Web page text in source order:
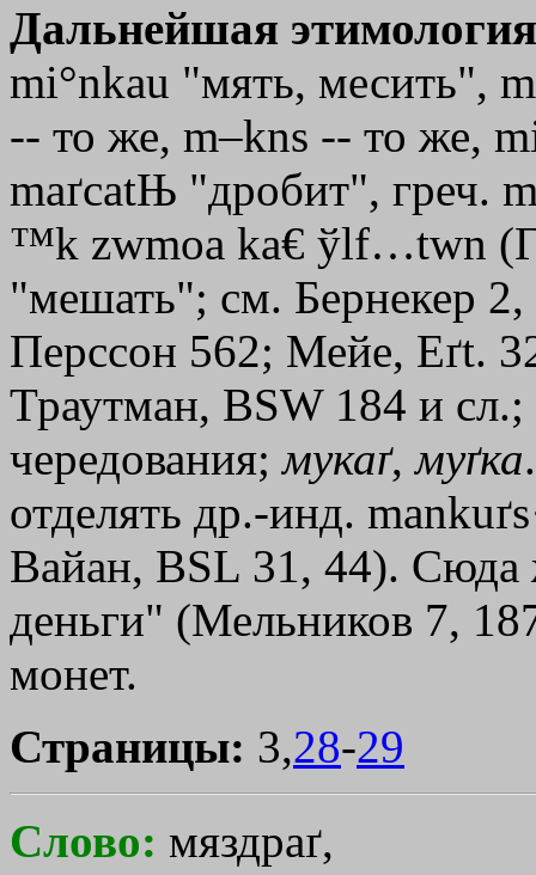
Дальнейшая
mi°nkau "мять, месить",
-- то же, m–kns -- то же,
maґcatЊ "дробит", греч.
™k zwmoа ka€ ўlf…twn
"мешать"; см. Бернекер
Перссон 562; Мейе, Eґt.
Траутман, ВSW 184 и
чередования;мукаґ,муґка
отделять др.-инд.
Вайан, ВSL 31, 44).
деньги" (Мельников 7,
монет.
Страницы: 3,28-29
Слово: мяздраґ,